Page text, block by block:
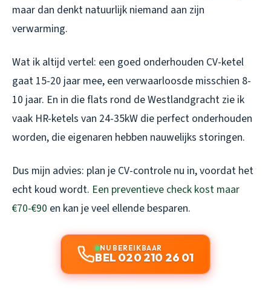
maar dan denkt natuurlijk niemand aan zijn
verwarming.
Wat ik altijd vertel: een goed onderhouden CV-ketel
gaat 15-20 jaar mee, een verwaarloosde misschien 8-
10 jaar. En in die flats rond de Westlandgracht zie ik
vaak HR-ketels van 24-35kW die perfect onderhouden
worden, die eigenaren hebben nauwelijks storingen.
Dus mijn advies: plan je CV-controle nu in, voordat het
echt koud wordt. Een preventieve check kost maar
€70-€90 en kan je veel ellende besparen.
NU BEREIKBAAR
BEL 020 210 26 01